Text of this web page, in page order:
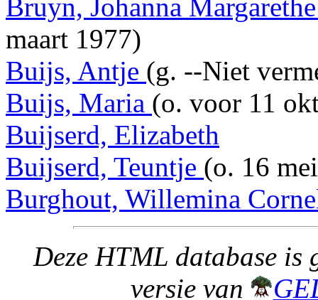
Bruyn, Johanna
maart 1977)
Buijs, Antje (g. --Niet
Buijs, Maria (o. voor 11
Buijserd, Elizabeth
Buijserd, Teuntje (o. 16
Burghout, Willemina
Deze HTML database is
versie van